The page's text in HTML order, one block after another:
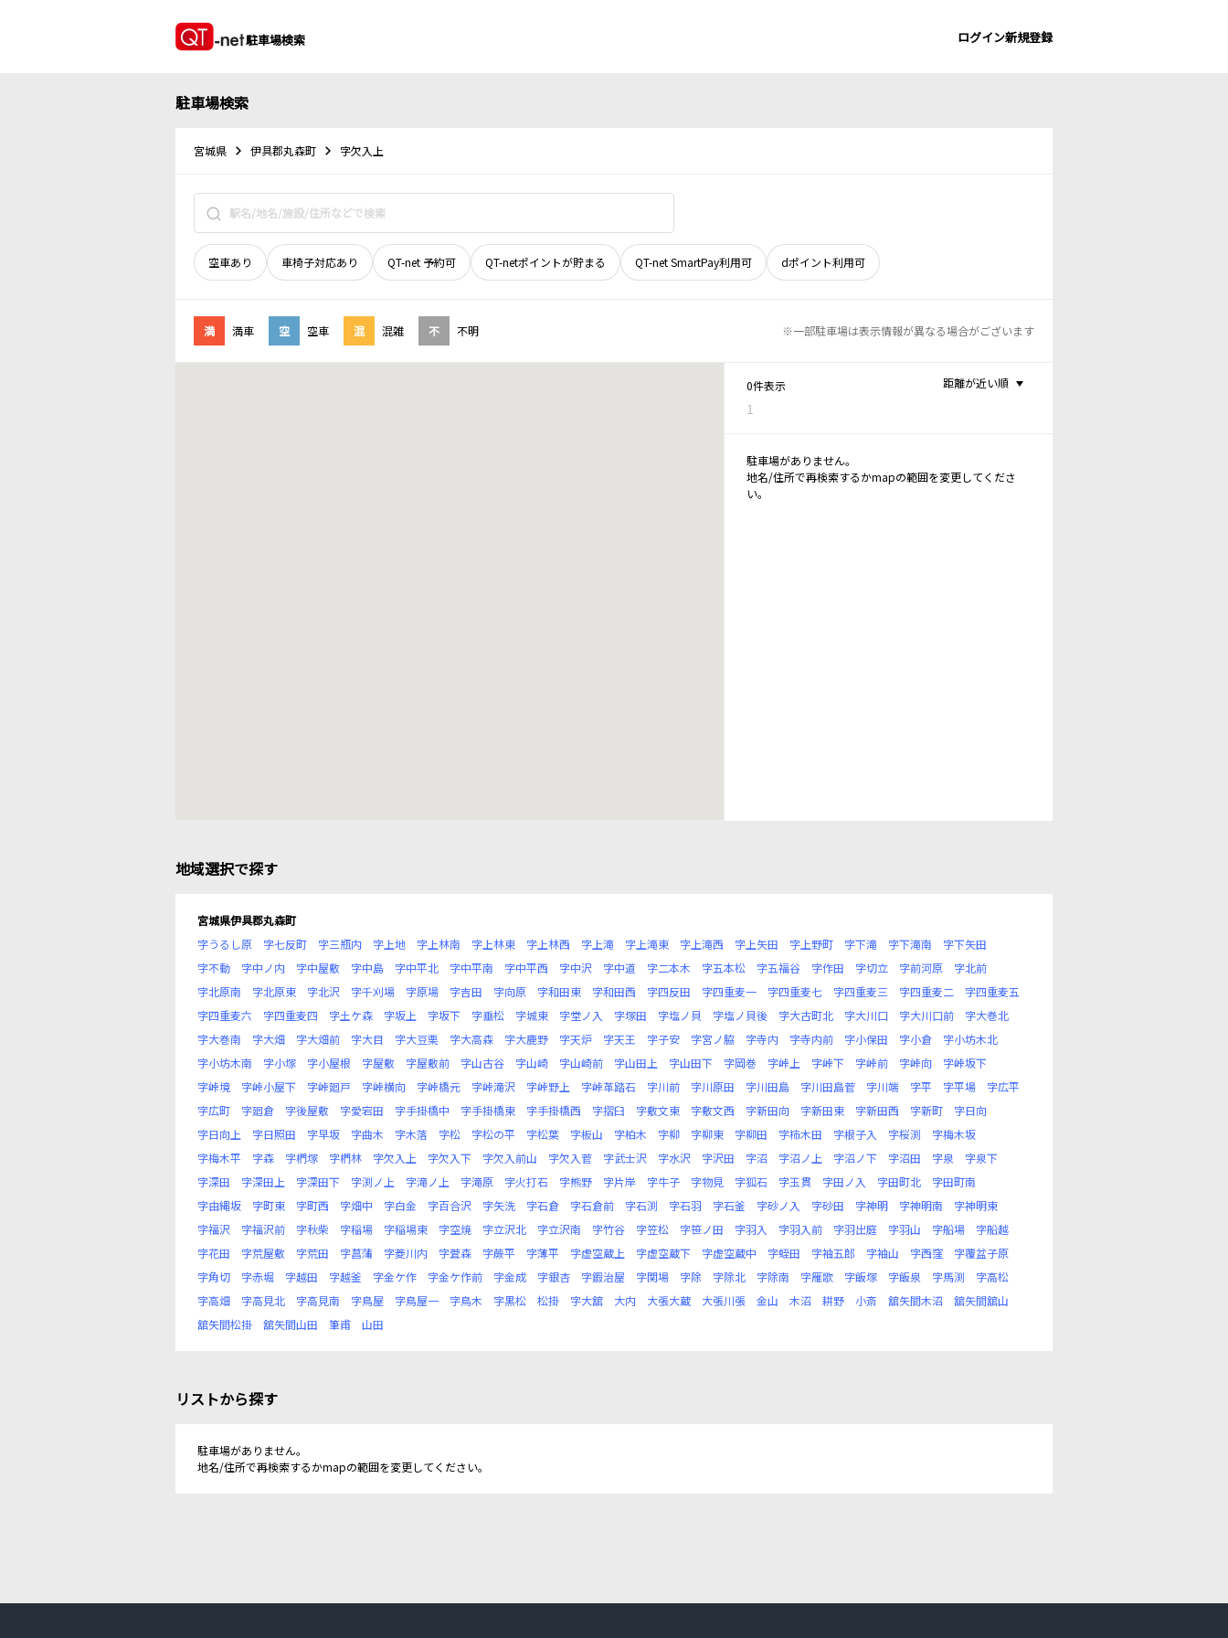
駐車場検索 ログイン新規登録
駐車場検索
宮城県 伊具郡丸森町 字欠入上
空車あり 車椅子対応あり QT-net 予約可 QT-netポイントが貯まる QT-net SmartPay利用可 dポイント利用可
満 満車 空 空車 混 混雑 不 不明 ※一部駐車場は表示情報が異なる場合がございます
0件表示
1
距離が近い順
駐車場がありません。
地名/住所で再検索するかmapの範囲を変更してくださ
い。
地域選択で探す
宮城県伊具郡丸森町
字うるし原
字七反町 字三瓶内 字上地 字上林南 字上林東 字上林西 字上滝 字上滝東 字上滝西 字上矢田 字上野町 字下滝 字下滝南
字下矢田
字不動
字中ノ内 字中屋敷 字中島 字中平北 字中平南 字中平西 字中沢 字中道 字二本木 字五本松 字五福谷 字作田 字切立 字前河原
字北前
字北原南
字北原東 字北沢 字千刈場 字原場 字吉田 字向原 字和田東 字和田西 字四反田 字四重麦一 字四重麦七 字四重麦三 字四重麦二
字四重麦五
字四重麦六
字四重麦四 字土ケ森 字坂上 字坂下 字垂松 字城東 字堂ノ入 字塚田 字塩ノ貝 字塩ノ貝後 字大古町北 字大川口 字大川口前
字大巻北
字大巻南
字大畑 字大畑前 字大目 字大豆栗 字大高森 字大鹿野 字天炉 字天王 字子安 字宮ノ脇 字寺内 字寺内前 字小保田 字小倉
字小坊木北
字小坊木南
字小塚 字小屋根 字屋敷 字屋敷前 字山古谷 字山崎 字山崎前 字山田上 字山田下 字岡巻 字峠上 字峠下 字峠前 字峠向
字峠坂下
字峠境
字峠小屋下 字峠廻戸 字峠横向 字峠橋元 字峠滝沢 字峠野上 字峠革踏石 字川前 字川原田 字川田島 字川田島菅 字川端 字平 字平場
字広平
字広町
字廻倉 字後屋敷 字愛宕田 字手掛橋中 字手掛橋東 字手掛橋西 字摺臼 字敷文東 字敷文西 字新田向 字新田東 字新田西 字新町
字日向
字日向上
字日照田 字早坂 字曲木 字木落 字松 字松の平 字松葉 字板山 字柏木 字柳 字柳東 字柳田 字柿木田 字根子入 字桜渕
字梅木坂
字梅木平
字森 字椚塚 字椚林 字欠入上 字欠入下 字欠入前山 字欠入菅 字武士沢 字水沢 字沢田 字沼 字沼ノ上 字沼ノ下 字沼田 字泉
字泉下
字深田
字深田上 字深田下 字渕ノ上 字滝ノ上 字滝原 字火打石 字熊野 字片岸 字牛子 字物見 字狐石 字玉貫 字田ノ入 字田町北
字田町南
字由縄坂
字町東 字町西 字畑中 字白金 字百合沢 字矢洗 字石倉 字石倉前 字石渕 字石羽 字石釜 字砂ノ入 字砂田 字神明 字神明南
字神明東
字福沢
字福沢前 字秋柴 字稲場 字稲場東 字空焼 字立沢北 字立沢南 字竹谷 字笠松 字笹ノ田 字羽入 字羽入前 字羽出庭 字羽山 字船場
字船越
字花田
字荒屋敷 字荒田 字菖蒲 字菱川内 字萓森 字蕨平 字薄平 字虚空蔵上 字虚空蔵下 字虚空蔵中 字蛭田 字袖五郎 字袖山 字西窪
字覆盆子原
字角切
字赤堀 字越田 字越釜 字金ケ作 字金ケ作前 字金成 字銀杏 字鍜治屋 字関場 字除 字除北 字除南 字雁歌 字飯塚 字飯泉 字馬渕
字高松
字高畑
字高見北 字高見南 字鳥屋 字鳥屋一 字鳥木 字黒松 松掛 字大舘 大内 大張大蔵 大張川張 金山 木沼 耕野 小斎 舘矢間木沼
舘矢間舘山
舘矢間松掛
舘矢間山田 筆甫 山田
リストから探す
駐車場がありません。
地名/住所で再検索するかmapの範囲を変更してください。